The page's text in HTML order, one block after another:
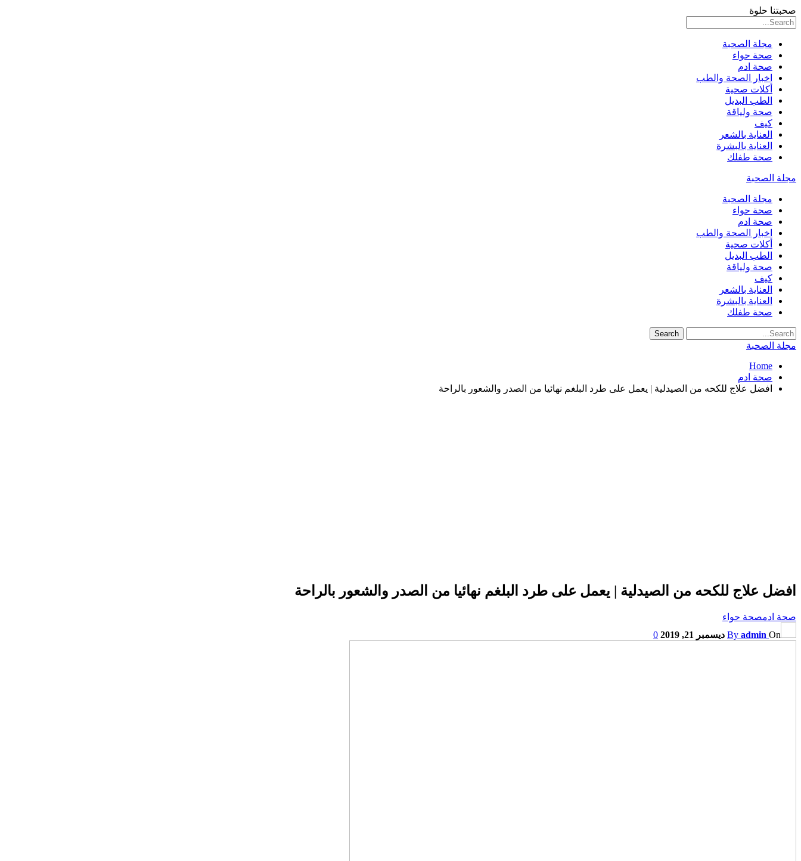
صحبتنا حلوة
مجلة الصحبة
صحة حواء
صحة ادم
اخبار الصحة والطب
أكلات صحية
الطب البديل
صحة ولياقة
كيف
العناية بالشعر
العناية بالبشرة
صحة طفلك
مجلة الصحبة
مجلة الصحبة
صحة حواء
صحة ادم
اخبار الصحة والطب
أكلات صحية
الطب البديل
صحة ولياقة
كيف
العناية بالشعر
العناية بالبشرة
صحة طفلك
مجلة الصحبة
Home
صحة ادم
افضل علاج للكحه من الصيدلية | يعمل على طرد البلغم نهائيا من الصدر والشعور بالراحة
افضل علاج للكحه من الصيدلية | يعمل على طرد البلغم نهائيا من الصدر والشعور بالراحة
صحة ادمصحة حواء
By admin On ديسمبر 21, 2019 0